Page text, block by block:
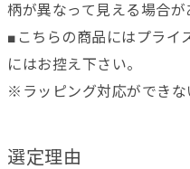
柄が異なって見える場合が
■こちらの商品にはプライ
にはお控え下さい。
※ラッピング対応ができな
選定理由